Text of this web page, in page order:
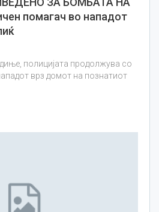
помагач во нападот
полицијата продолжува со
врз домот на познатиот